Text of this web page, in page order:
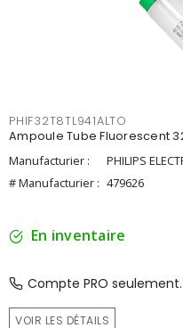
PHIF32T8TL941ALTO
Ampoule Tube Fluorescent
Manufacturier :
PHILIPS
# Manufacturier : 479626
En inventaire
Compte PRO
VOIR LES DÉTAILS